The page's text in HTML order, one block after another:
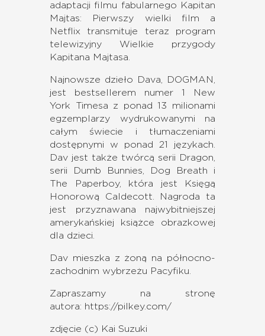
adaptacji filmu fabularnego Kapitan
Majtas: Pierwszy wielki film a
Netflix transmituje teraz program
telewizyjny Wielkie przygody
Kapitana Majtasa.
Najnowsze dzieło Dava, DOGMAN,
jest bestsellerem numer 1 New
York Timesa z ponad 13 milionami
egzemplarzy wydrukowanymi na
całym świecie i tłumaczeniami
dostępnymi w ponad 21 językach.
Dav jest także twórcą serii Dragon,
serii Dumb Bunnies, Dog Breath i
The Paperboy, która jest Księgą
Honorową Caldecott. Nagroda ta
jest przyznawana najwybitniejszej
amerykańskiej książce obrazkowej
dla dzieci.
Dav mieszka z żoną na północno-
zachodnim wybrzeżu Pacyfiku.
Zapraszamy na stronę
autora: https://pilkey.com/
zdjęcie (c) Kai Suzuki